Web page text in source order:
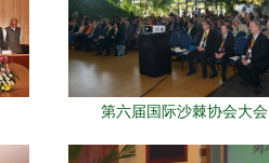
第六届国际沙棘协会大会